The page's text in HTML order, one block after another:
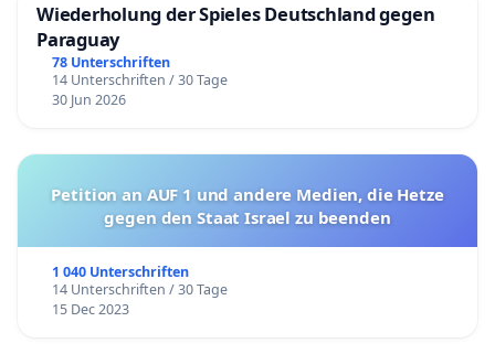
Wiederholung der Spieles Deutschland gegen
Paraguay
78 Unterschriften
14 Unterschriften / 30 Tage
30 Jun 2026
Petition an AUF 1 und andere Medien, die Hetze
gegen den Staat Israel zu beenden
1 040 Unterschriften
14 Unterschriften / 30 Tage
15 Dec 2023